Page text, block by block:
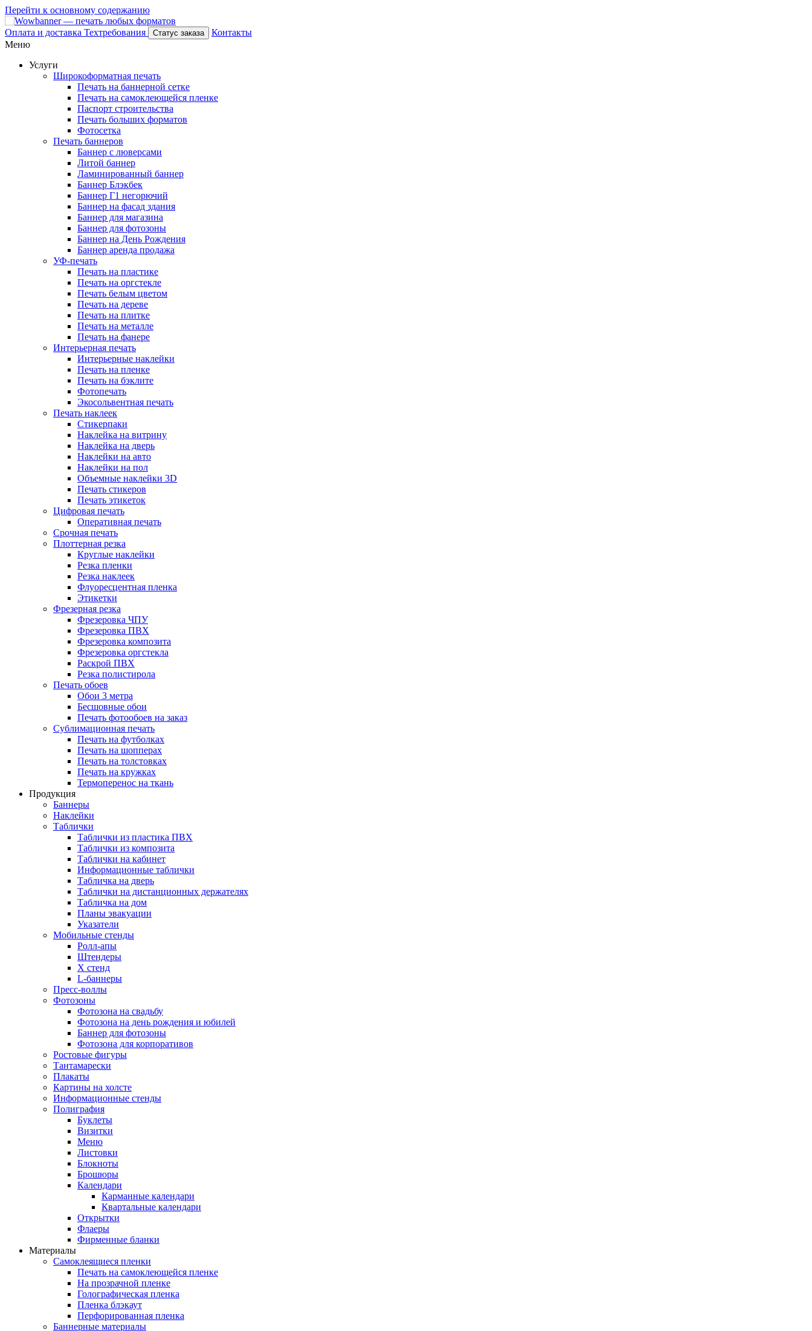
Перейти к основному содержанию
Оплата и доставка Техтребования Статус заказа
Контакты
Меню
Услуги
Широкоформатная печать
Печать на баннерной сетке
Печать на самоклеющейся пленке
Паспорт строительства
Печать больших форматов
Фотосетка
Печать баннеров
Баннер с люверсами
Литой баннер
Ламинированный баннер
Баннер Блэкбек
Баннер Г1 негорючий
Баннер на фасад здания
Баннер для магазина
Баннер для фотозоны
Баннер на День Рождения
Баннер аренда продажа
УФ-печать
Печать на пластике
Печать на оргстекле
Печать белым цветом
Печать на дереве
Печать на плитке
Печать на металле
Печать на фанере
Интерьерная печать
Интерьерные наклейки
Печать на пленке
Печать на бэклите
Фотопечать
Экосольвентная печать
Печать наклеек
Стикерпаки
Наклейка на витрину
Наклейка на дверь
Наклейки на авто
Наклейки на пол
Объемные наклейки 3D
Печать стикеров
Печать этикеток
Цифровая печать
Оперативная печать
Срочная печать
Плоттерная резка
Круглые наклейки
Резка пленки
Резка наклеек
Флуоресцентная пленка
Этикетки
Фрезерная резка
Фрезеровка ЧПУ
Фрезеровка ПВХ
Фрезеровка композита
Фрезеровка оргстекла
Раскрой ПВХ
Резка полистирола
Печать обоев
Обои 3 метра
Бесшовные обои
Печать фотообоев на заказ
Сублимационная печать
Печать на футболках
Печать на шопперах
Печать на толстовках
Печать на кружках
Термоперенос на ткань
Продукция
Баннеры
Наклейки
Таблички
Таблички из пластика ПВХ
Таблички из композита
Таблички на кабинет
Информационные таблички
Табличка на дверь
Таблички на дистанционных держателях
Табличка на дом
Планы эвакуации
Указатели
Мобильные стенды
Ролл-апы
Штендеры
Х стенд
L-баннеры
Пресс-воллы
Фотозоны
Фотозона на свадьбу
Фотозона на день рождения и юбилей
Баннер для фотозоны
Фотозона для корпоративов
Ростовые фигуры
Тантамарески
Плакаты
Картины на холсте
Информационные стенды
Полиграфия
Буклеты
Визитки
Меню
Листовки
Блокноты
Брошюры
Календари
Карманные календари
Квартальные календари
Открытки
Флаеры
Фирменные бланки
Материалы
Самоклеящиеся пленки
Печать на самоклеющейся пленке
На прозрачной пленке
Голографическая пленка
Пленка блэкаут
Перфорированная пленка
Баннерные материалы